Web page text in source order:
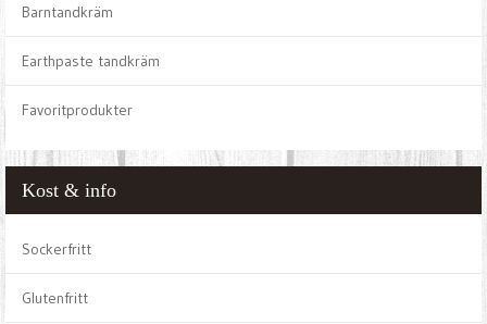
Barntandkräm
Earthpaste tandkräm
Favoritprodukter
Kost & info
Sockerfritt
Glutenfritt